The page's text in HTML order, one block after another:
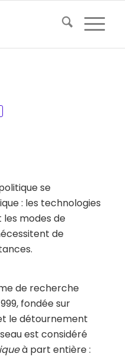
se
: les technologies
modes de
de
de recherche
fondée sur
le détournement
est considéré
à part entière :